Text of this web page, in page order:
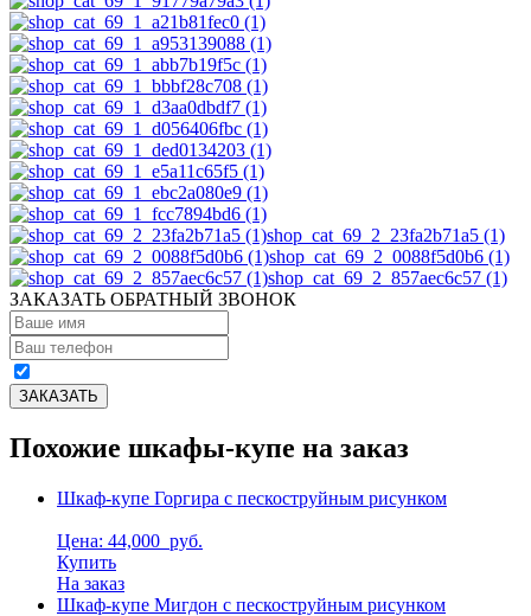
shop_cat_69_2_23fa2b71a5 (1)
shop_cat_69_2_0088f5d0b6 (1)
shop_cat_69_2_857aec6c57 (1)
ЗАКАЗАТЬ ОБРАТНЫЙ ЗВОНОК
Похожие шкафы-купе на заказ
Шкаф-купе Горгира с пескоструйным рисунком
Цена: 44,000 руб.
Купить
На заказ
Шкаф-купе Мигдон с пескоструйным рисунком